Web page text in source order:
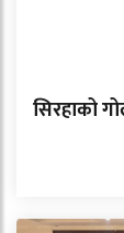
सिरहाको